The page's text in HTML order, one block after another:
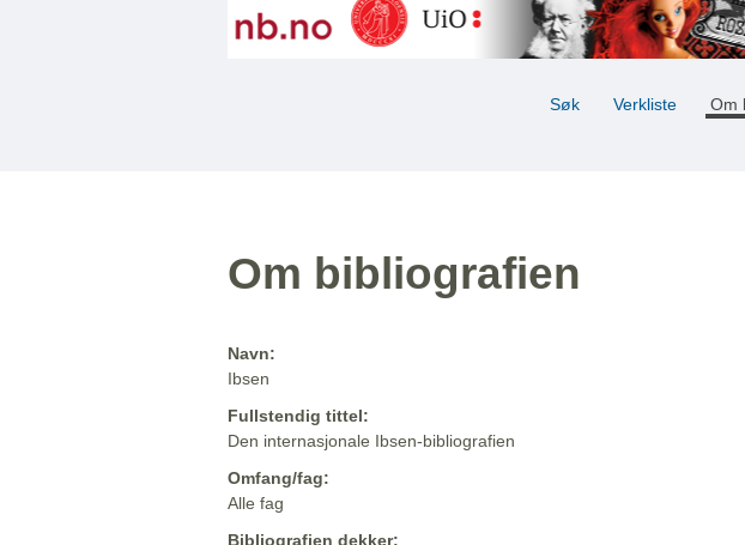
Søk Verkliste Om
Om bibliografien
Navn:
Ibsen
Fullstendig tittel:
Den internasjonale Ibsen-bibliografien
Omfang/fag:
Alle fag
Bibliografien dekker: